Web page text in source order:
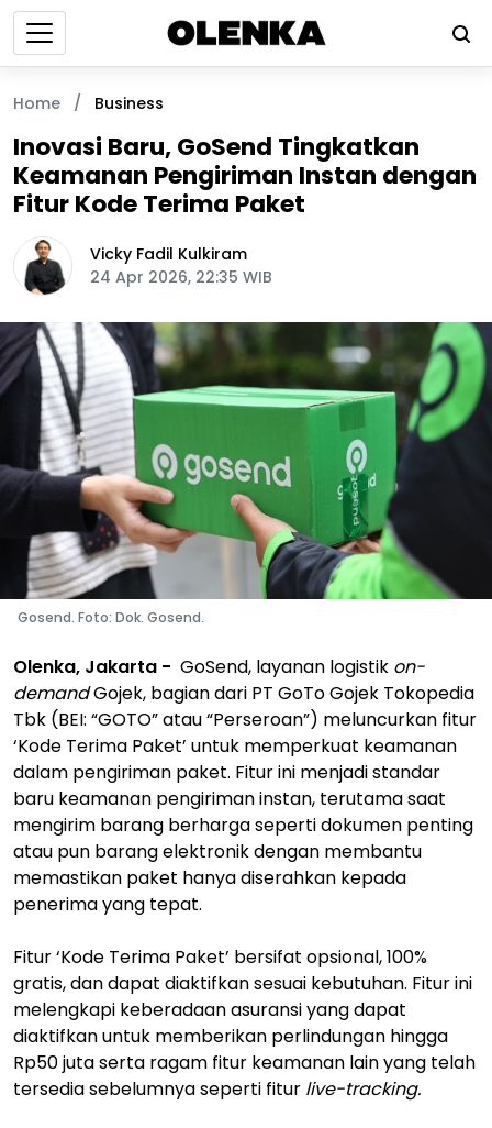
Home / Business
Inovasi Baru, GoSend Tingkatkan
Keamanan Pengiriman Instan dengan
Fitur Kode Terima Paket
Vicky Fadil Kulkiram
24 Apr 2026, 22:35 WIB
Gosend. Foto: Dok. Gosend.
Olenka, Jakarta - GoSend, layanan logistik on-
demandGojek, bagian dari PT GoTo Gojek Tokopedia
Tbk (BEI: “GOTO” atau “Perseroan”) meluncurkan fitur
‘Kode Terima Paket’ untuk memperkuat keamanan
dalam pengiriman paket. Fitur ini menjadi standar
baru keamanan pengiriman instan, terutama saat
mengirim barang berharga seperti dokumen penting
atau pun barang elektronik dengan membantu
memastikan paket hanya diserahkan kepada
penerima yang tepat.
Fitur ‘Kode Terima Paket’ bersifat opsional, 100%
gratis, dan dapat diaktifkan sesuai kebutuhan. Fitur ini
melengkapi keberadaan asuransi yang dapat
diaktifkan untuk memberikan perlindungan hingga
Rp50 juta serta ragam fitur keamanan lain yang telah
tersedia sebelumnya seperti fitur live-tracking.